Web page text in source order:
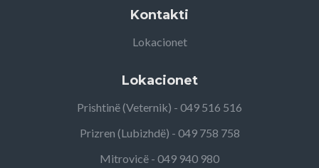
Kontakti
Lokacionet
Lokacionet
Prishtinë (Veternik) - 049 516 516
Prizren (Lubizhdë) - 049 758 758
Mitrovicë - 049 940 980